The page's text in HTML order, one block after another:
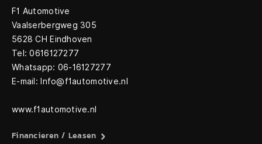
F1 Automotive
Vaalserbergweg 305
5628 CH Eindhoven
Tel: 0616127277
Whatsapp: 06-16127277
E-mail: Info@f1automotive.nl
www.f1automotive.nl
Financieren / Leasen